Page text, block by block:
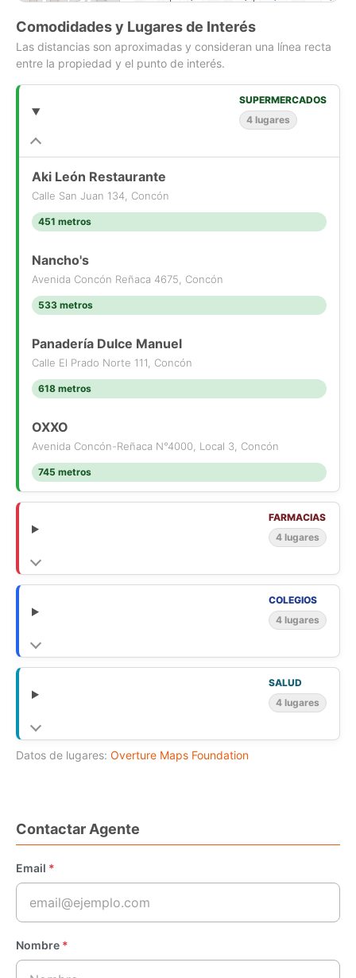
Comodidades y Lugares de Interés
Las distancias son aproximadas y consideran una línea recta
entre la propiedad y el punto de interés.
SUPERMERCADOS
4 lugares
Aki León Restaurante
Calle San Juan 134, Concón
451 metros
Nancho's
Avenida Concón Reñaca 4675, Concón
533 metros
Panadería Dulce Manuel
Calle El Prado Norte 111, Concón
618 metros
OXXO
Avenida Concón-Reñaca N°4000, Local 3, Concón
745 metros
FARMACIAS
4 lugares
COLEGIOS
4 lugares
SALUD
4 lugares
Datos de lugares: Overture Maps Foundation
Contactar Agente
Email *
Nombre *